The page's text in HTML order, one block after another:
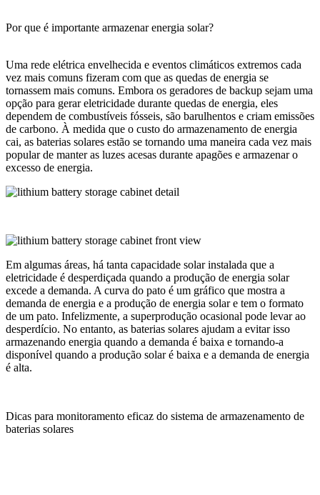
Por que é importante armazenar energia solar?
Uma rede elétrica envelhecida e eventos climáticos extremos cada
vez mais comuns fizeram com que as quedas de energia se
tornassem mais comuns. Embora os geradores de backup sejam uma
opção para gerar eletricidade durante quedas de energia, eles
dependem de combustíveis fósseis, são barulhentos e criam emissões
de carbono. À medida que o custo do armazenamento de energia
cai, as baterias solares estão se tornando uma maneira cada vez mais
popular de manter as luzes acesas durante apagões e armazenar o
excesso de energia.
Em algumas áreas, há tanta capacidade solar instalada que a
eletricidade é desperdiçada quando a produção de energia solar
excede a demanda. A curva do pato é um gráfico que mostra a
demanda de energia e a produção de energia solar e tem o formato
de um pato. Infelizmente, a superprodução ocasional pode levar ao
desperdício. No entanto, as baterias solares ajudam a evitar isso
armazenando energia quando a demanda é baixa e tornando-a
disponível quando a produção solar é baixa e a demanda de energia
é alta.
Dicas para monitoramento eficaz do sistema de armazenamento de
baterias solares